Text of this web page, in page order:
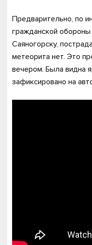
Предварительно, по
гражданской обороны
Саяногорску,
метеорита нет. Это
вечером. Была видна
зафиксировано на